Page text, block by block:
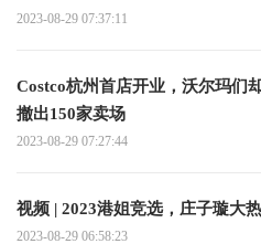
2023-08-29 07:37:11
Costco杭州首店开业，沃尔玛们
撤出150家卖场
2023-08-29 07:27:44
视频 | 2023港姐竞选，庄子璇大
2023-08-29 06:58:23